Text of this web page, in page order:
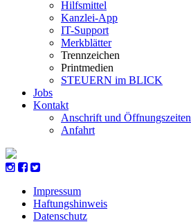
Hilfsmittel
Kanzlei-App
IT-Support
Merkblätter
Trennzeichen
Printmedien
STEUERN im BLICK
Jobs
Kontakt
Anschrift und Öffnungszeiten
Anfahrt
Impressum
Haftungshinweis
Datenschutz